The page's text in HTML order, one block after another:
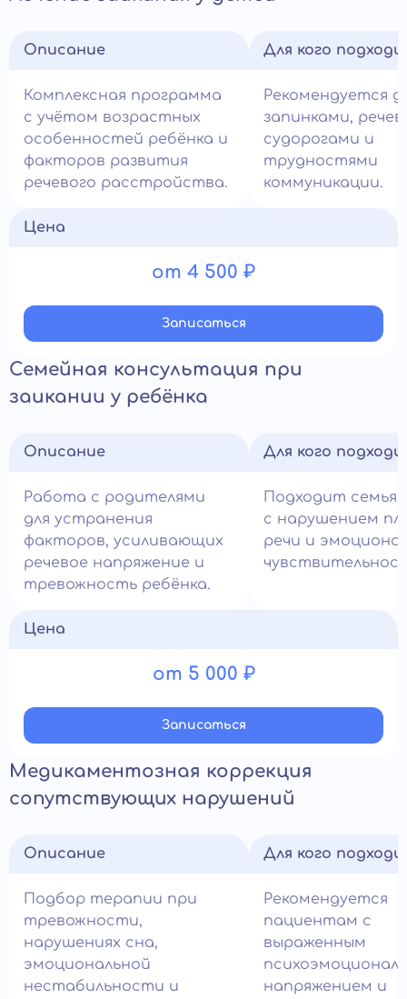
Описание
Комплексная программа
с учётом возрастных
особенностей ребёнка и
факторов развития
речевого расстройства.
Для кого
Рекомендуется
запинками,
судорогами и
трудностями
коммуникации.
Цена
от 4 500 ₽
Записатьcя
Семейная консультация при
заикании у ребёнка
Описание
Работа с родителями
для устранения
факторов, усиливающих
речевое напряжение и
тревожность ребёнка.
Для кого
Подходит
с нарушением
речи и
Цена
от 5 000 ₽
Записатьcя
Медикаментозная коррекция
сопутствующих нарушений
Описание
Подбор терапии при
тревожности,
нарушениях сна,
эмоциональной
нестабильности и
Для кого
Рекомендуется
пациентам с
выраженным
напряжением и